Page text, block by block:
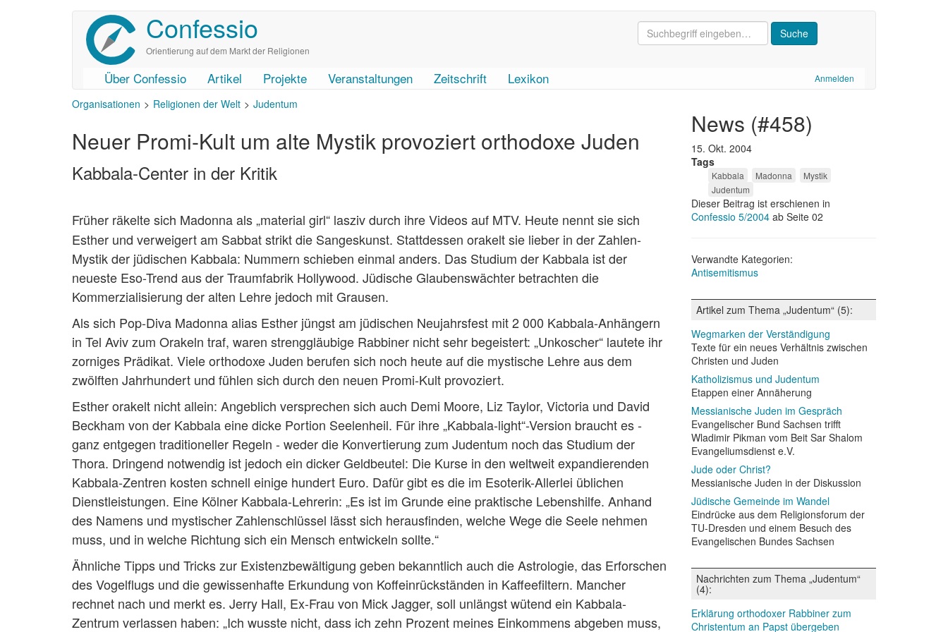
Confessio
Orientierung auf dem Markt der Religionen
User
account
menu
Anmelden
Main
navigation
Über Confessio Artikel Projekte Veranstaltungen Zeitschrift Lexikon
Organisationen Religionen der Welt Judentum
Neuer Promi-Kult um alte Mystik provoziert orthodoxe Juden
Kabbala-Center in der Kritik
Früher räkelte sich Madonnaals „material girl“ lasziv durch ihre Videos auf MTV. Heute nennt sie sich
Esther und verweigert am Sabbat strikt die Sangeskunst. Stattdessen orakelt sie lieber in der Zahlen-
Mystik der jüdischen Kabbala: Nummern schieben einmal anders. Das Studium der Kabbala ist der
neueste Eso-Trend aus der Traumfabrik Hollywood. Jüdische Glaubenswächter betrachten die
Kommerzialisierung der alten Lehre jedoch mit Grausen.
Als sich Pop-Diva Madonna alias Esther jüngst am jüdischen Neujahrsfest mit 2 000 Kabbala-Anhängern
in Tel Aviv zum Orakeln traf, waren strenggläubige Rabbiner nicht sehr begeistert: „Unkoscher“ lautete ihr
zorniges Prädikat. Viele orthodoxe Juden berufen sich noch heute auf die mystische Lehre aus dem
zwölften Jahrhundert und fühlen sich durch den neuen Promi-Kult provoziert.
Esther orakelt nicht allein: Angeblich versprechen sich auch Demi Moore, Liz Taylor, Victoria und David
Beckham von der Kabbala eine dicke Portion Seelenheil. Für ihre „Kabbala-light“-Version braucht es -
ganz entgegen traditioneller Regeln - weder die Konvertierung zum Judentum noch das Studium der
Thora. Dringend notwendig ist jedoch ein dicker Geldbeutel: Die Kurse in den weltweit expandierenden
Kabbala-Zentren kosten schnell einige hundert Euro. Dafür gibt es die im Esoterik-Allerlei üblichen
Dienstleistungen. Eine Kölner Kabbala-Lehrerin: „Es ist im Grunde eine praktische Lebenshilfe. Anhand
des Namens und mystischer Zahlenschlüssel lässt sich herausfinden, welche Wege die Seele nehmen
muss, und in welche Richtung sich ein Mensch entwickeln sollte.“
Ähnliche Tipps und Tricks zur Existenzbewältigung geben bekanntlich auch die Astrologie, das Erforschen
des Vogelflugs und die gewissenhafte Erkundung von Koffeinrückständen in Kaffeefiltern. Mancher
rechnet nach und merkt es. Jerry Hall, Ex-Frau von Mick Jagger, soll unlängst wütend ein Kabbala-
Zentrum verlassen haben: „Ich wusste nicht, dass ich zehn Prozent meines Einkommens abgeben muss,
news (#458)
15. Okt. 2004
Tags
Kabbala Madonna
Mystik
Judentum
Dieser Beitrag ist erschienen in
Confessio 5/2004 ab Seite 02
Verwandte Kategorien:
Antisemitismus
Artikel zum Thema „Judentum“ (5):
Wegmarken der Verständigung
Texte für ein neues Verhältnis zwischen
Christen und Juden
Katholizismus und Judentum
Etappen einer Annäherung
Messianische Juden im Gespräch
Evangelischer Bund Sachsen trifft
Wladimir Pikman vom Beit Sar Shalom
Evangeliumsdienst e.V.
Jude oder Christ?
Messianische Juden in der Diskussion
Jüdische Gemeinde im Wandel
Eindrücke aus dem Religionsforum der
TU-Dresden und einem Besuch des
Evangelischen Bundes Sachsen
Nachrichten zum Thema „Judentum“
(4):
Erklärung orthodoxer Rabbiner zum
Christentum an Papst übergeben